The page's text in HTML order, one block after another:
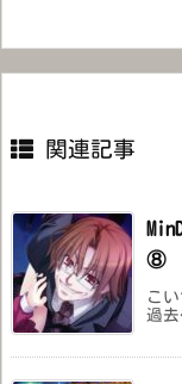
関連記事
⑧
こ
過